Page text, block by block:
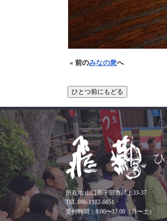
« 前のみなの衆へ
所在地 山口県宇部市川上33-37
TEL.090-1182-6851
受付時間：8:00〜17:00（月〜土）